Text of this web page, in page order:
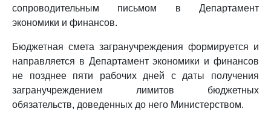
сопроводительным письмом в Департамент
экономики и финансов.
Бюджетная смета загранучреждения формируется и
направляется в Департамент экономики и финансов
не позднее пяти рабочих дней с даты получения
загранучреждением лимитов бюджетных
обязательств, доведенных до него Министерством.